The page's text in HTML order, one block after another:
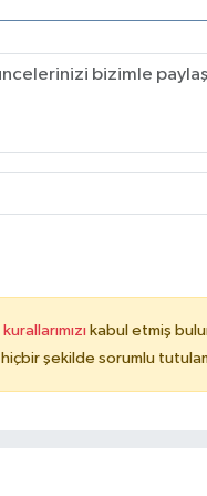
kabul etmiş
şekilde sorumlu